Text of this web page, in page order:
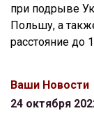
при подрыве
Польшу, а
расстояние до
Ваши Новости
24 октября